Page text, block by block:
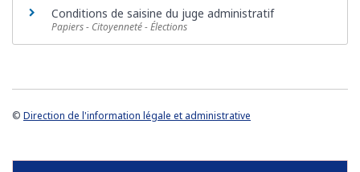
Conditions de saisine du juge administratif
Papiers - Citoyenneté - Élections
© Direction de l'information légale et administrative